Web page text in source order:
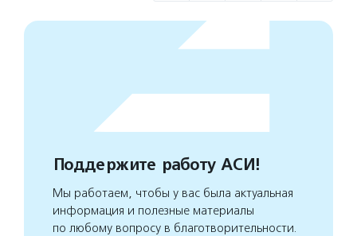
Поддержите работу АСИ!
Мы работаем, чтобы у вас была актуальная
информация и полезные материалы
по любому вопросу в благотворительности.